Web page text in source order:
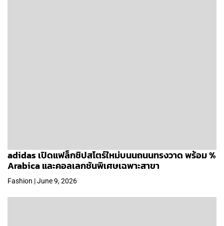
adidas เปิดแฟล็กชิปสโตร์ใหม่บนนถนนทรงวาด พร้อม %
Arabica และคอลเลกชันพิเศษเฉพาะสาขา
Fashion | June 9, 2026